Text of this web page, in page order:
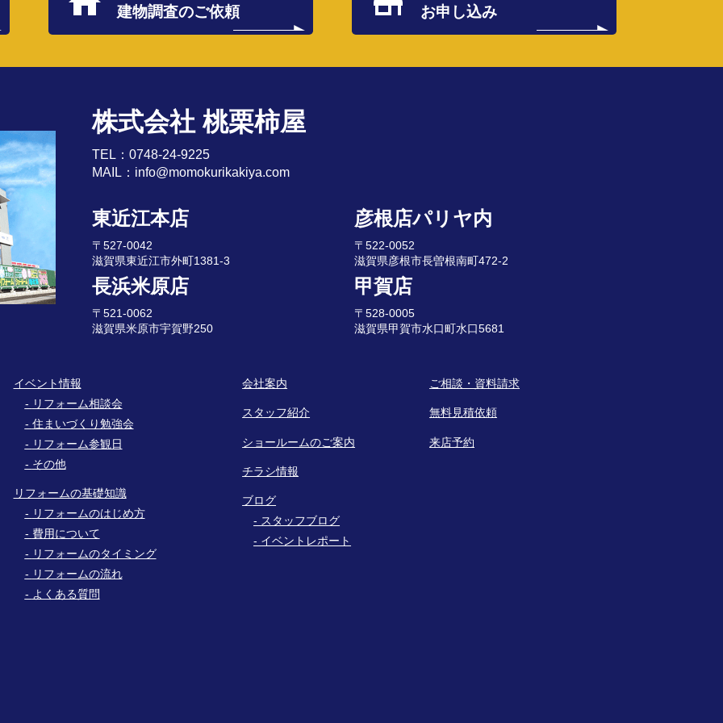
建物調査のご依頼
お申し込み
株式会社 桃栗柿屋
TEL：0748-24-9225
MAIL： info@momokurikakiya.com
東近江本店
〒527-0042
滋賀県東近江市外町1381-3
彦根店パリヤ内
〒522-0052
滋賀県彦根市長曽根南町472-2
長浜米原店
〒521-0062
滋賀県米原市宇賀野250
甲賀店
〒528-0005
滋賀県甲賀市水口町水口5681
イベント情報
リフォーム相談会
住まいづくり勉強会
リフォーム参観日
その他
リフォームの基礎知識
リフォームのはじめ方
費用について
リフォームのタイミング
リフォームの流れ
よくある質問
会社案内
スタッフ紹介
ショールームのご案内
チラシ情報
ブログ
スタッフブログ
イベントレポート
ご相談・資料請求
無料見積依頼
来店予約